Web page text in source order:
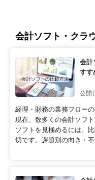
会計ソフト・クラ
会計
すす
公開
経理・財務の業務フロー
現在、数多くの会計ソフ
ソフトを見極めるには、
切です。課題別の向き・